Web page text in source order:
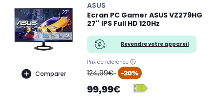
Comparer
ASUS
Ecran PC Gamer ASUS VZ279HG
27'' IPS Full HD 120Hz
Revendre votre appareil
Prix de référence
oldPrice
124,99€ -20%
99,99€